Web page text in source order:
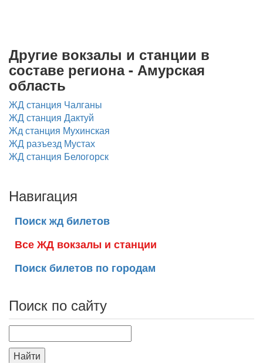
Другие вокзалы и станции в
составе региона - Амурская
область
ЖД станция Чалганы
ЖД станция Дактуй
Жд станция Мухинская
ЖД разъезд Мустах
ЖД станция Белогорск
Навигация
Поиск жд билетов
Все ЖД вокзалы и станции
Поиск билетов по городам
Поиск по сайту
Найти